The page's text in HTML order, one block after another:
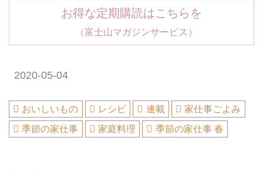
お得な定期購読はこちらを
（富士山マガジンサービス）
2020-05-04
おいしいもの レシピ 連載
家仕事ごよみ
季節の家仕事
家庭料理 季節の家仕事 春